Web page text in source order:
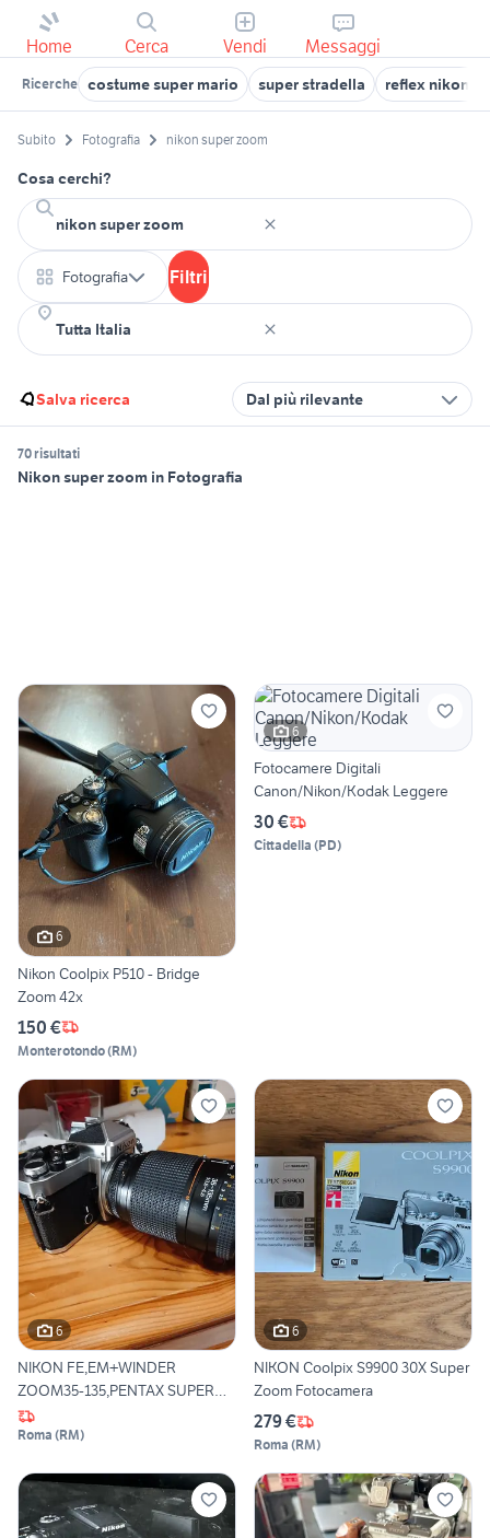
Home Cerca Vendi Messaggi
Ricerche costume super mario super stradella reflex nikon
Subito Fotografia nikon super zoom
Cosa cerchi?
Fotografia Filtri
Salva ricerca Dal più rilevante
70 risultati
Nikon super zoom in Fotografia
6
Nikon Coolpix P510 - Bridge
Zoom 42x
150 €
Monterotondo(RM)
6
Fotocamere Digitali
Canon/Nikon/Kodak Leggere
30 €
Cittadella (PD)
6
NIKON FE,EM+WINDER
ZOOM35-135,PENTAX SUPER
A+ZOOM
Roma (RM)
6
NIKON Coolpix S9900 30X Super
Zoom Fotocamera
279 €
Roma (RM)